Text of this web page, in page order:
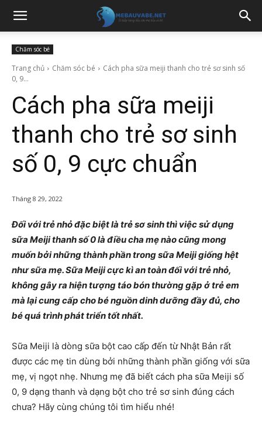
Chăm sóc bé
Trang chủ Chăm sóc bé
Cách pha sữa meiji thanh cho trẻ sơ sinh số
0, 9...
Cách pha sữa meiji
thanh cho trẻ sơ sinh
số 0, 9 cực chuẩn
Tháng 8 29, 2022
Đối với trẻ nhỏ đặc biệt là trẻ sơ sinh thì việc sử dụng
sữa Meiji thanh số 0 là điều cha mẹ nào cũng mong
muốn bởi những thành phần trong sữa Meiji giống hệt
như sữa mẹ. Sữa Meiji cực kì an toàn đối với trẻ nhỏ,
không gây ra hiện tượng táo bón thường gặp ở trẻ em
mà lại cung cấp cho bé nguồn dinh dưỡng đầy đủ, cho
bé quá trình phát triển tốt nhất.
Sữa Meiji là dòng sữa bột cao cấp đến từ Nhật Bản rất
được các mẹ tin dùng bởi những thành phần giống với sữa
mẹ, vị ngọt nhẹ. Nhưng mẹ đã biết cách pha sữa Meiji số
0, 9 dạng thanh và dạng bột cho trẻ sơ sinh đúng cách
chưa? Hãy cùng chúng tôi tìm hiểu nhé!